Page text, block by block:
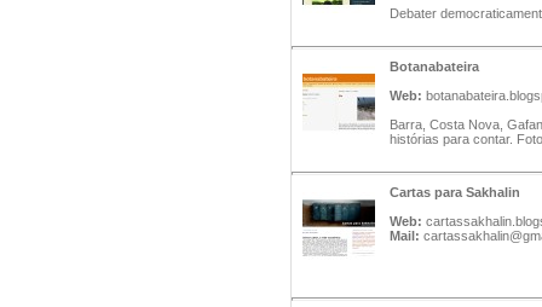
Debater
Botanabateira
Web:
Barra, Costa Nova,
histórias para contar.
Cartas para Sakhalin
Web:
Mail: